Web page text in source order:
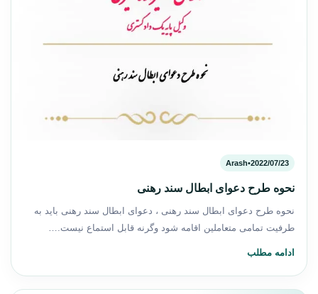
2022/07/23
•
Arash
نحوه طرح دعوای ابطال سند رهنی
نحوه طرح دعوای ابطال سند رهنی ، دعوای ابطال سند رهنی باید به
طرفیت تمامی متعاملین اقامه شود وگرنه قابل استماع نیست.…
ادامه مطلب